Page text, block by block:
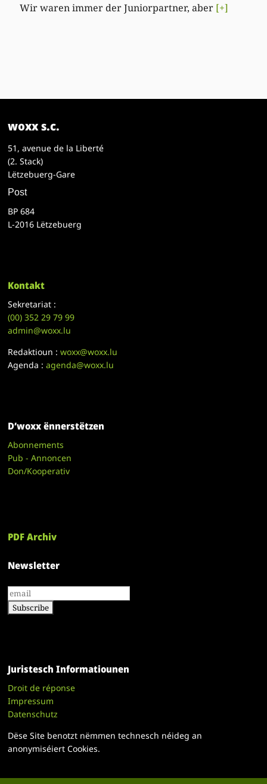
Wir waren immer der Juniorpartner, aber [+]
woxx s.c.
51, avenue de la Liberté
(2. Stack)
Lëtzebuerg-Gare
Post
BP 684
L-2016 Lëtzebuerg
Kontakt
Sekretariat :
(00)352 29 79 99
admin@woxx.lu
Redaktioun :woxx@woxx.lu
Agenda :agenda@woxx.lu
D’woxx ënnerstëtzen
Abonnements
Pub - Annoncen
Don/Kooperativ
PDF Archiv
Newsletter
Juristesch Informatiounen
Droit de réponse
Impressum
Datenschutz
Dëse Site benotzt nëmmen technesch néideg an
anonymiséiert Cookies.